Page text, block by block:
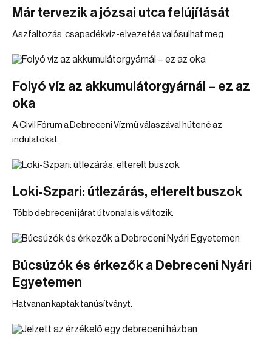
Már tervezik a józsai utca felújítását
Aszfaltozás, csapadékvíz-elvezetés valósulhat meg.
Folyó víz az akkumulátorgyárnál – ez az
oka
A Civil Fórum a Debreceni Vízmű válaszával hűtené az
indulatokat.
Loki-Szpari: útlezárás, elterelt buszok
Több debreceni járat útvonala is változik.
Búcsúzók és érkezők a Debreceni Nyári
Egyetemen
Hatvanan kaptak tanúsítványt.